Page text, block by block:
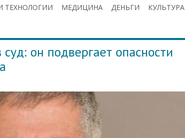
ТЕХНОЛОГИИ МЕДИЦИНА ДЕНЬГИ КУЛЬТУРА
он подвергает опасности